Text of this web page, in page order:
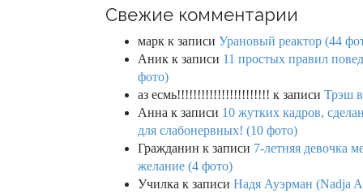
Свежие комментарии
марк к записи Урановый реактор (44
Аник к записи 11 простых правил
фото)
аз есмь!!!!!!!!!!!!!!!!!!!!!!! к записи Трэш в
Анна к записи 10 жутких кадров,
для слабонервных! (10 фото)
Гражданин к записи 7-летняя девочка
желание (4 фото)
Училка к записи Надя Ауэрман (Nadja